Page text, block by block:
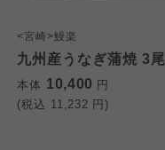
<宮崎>鰻楽
九州産うなぎ蒲焼 3尾
本体 10,400 円
(税込 11,232 円)